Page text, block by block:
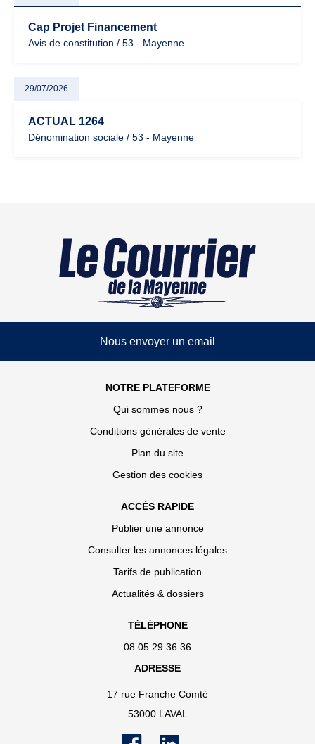
Cap Projet Financement
Avis de constitution / 53 - Mayenne
29/07/2026
ACTUAL 1264
Dénomination sociale / 53 - Mayenne
Nous envoyer un email
NOTRE PLATEFORME
Qui sommes nous ?
Conditions générales de vente
Plan du site
Gestion des cookies
ACCÈS RAPIDE
Publier une annonce
Consulter les annonces légales
Tarifs de publication
Actualités & dossiers
TÉLÉPHONE
08 05 29 36 36
ADRESSE
17 rue Franche Comté
53000 LAVAL